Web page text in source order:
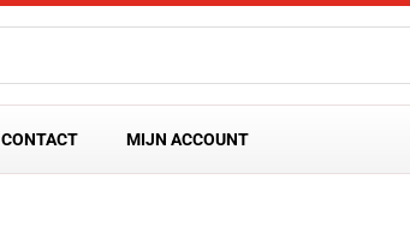
CONTACT MIJN ACCOUNT